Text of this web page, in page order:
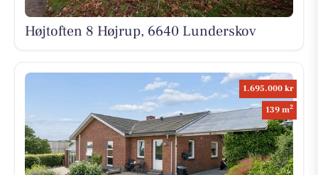
Højtoften 8 Højrup, 6640 Lunderskov
1.695.000 kr
139 m2